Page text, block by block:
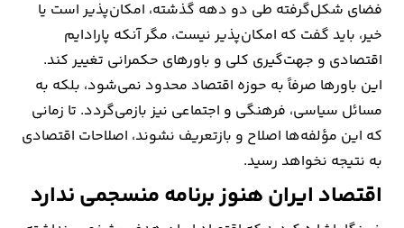
فضای شکل‌گرفته طی دو دهه گذشته، امکان‌پذیر است یا
خیر، باید گفت که امکان‌پذیر نیست، مگر آنکه پارادایم
اقتصادی و جهت‌گیری کلی و باورهای حکمرانی تغییر کند.
این باورها صرفاً به حوزه اقتصاد محدود نمی‌شود، بلکه به
مسائل سیاسی، فرهنگی و اجتماعی نیز بازمی‌گردد. تا زمانی
که این مؤلفه‌ها اصلاح و بازتعریف نشوند، اصلاحات اقتصادی
به نتیجه نخواهد رسید.
اقتصاد ایران هنوز برنامه منسجمی ندارد